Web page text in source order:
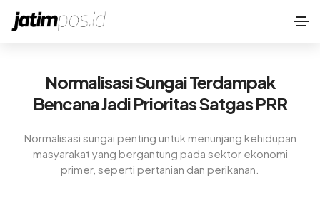
Normalisasi Sungai Terdampak
Bencana Jadi Prioritas Satgas PRR
Normalisasi sungai penting untuk menunjang kehidupan
masyarakat yang bergantung pada sektor ekonomi
primer, seperti pertanian dan perikanan.